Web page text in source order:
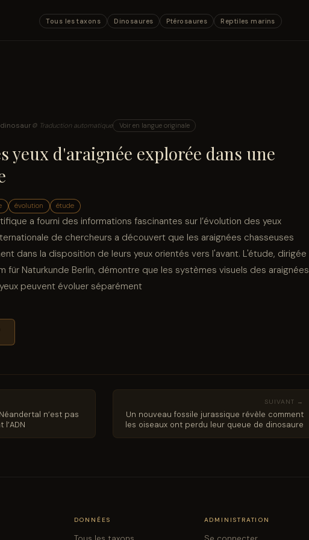
Tous les taxons Dinosaures Ptérosaures Reptiles marins
⚙ Traduction automatique Voir en langue originale
yeux d'araignée explorée dans une
évolution étude
a fourni des informations fascinantes sur l’évolution des yeux
de chercheurs a découvert que les araignées chasseuses
dans la disposition de leurs yeux orientés vers l'avant. L'étude, dirigée
für Naturkunde Berlin, démontre que les systèmes visuels des araignées
peuvent évoluer séparément
n’est pas
SUIVANT →
Un nouveau fossile jurassique révèle comment
les oiseaux ont perdu leur queue de dinosaure
DONNÉES ADMINISTRATION